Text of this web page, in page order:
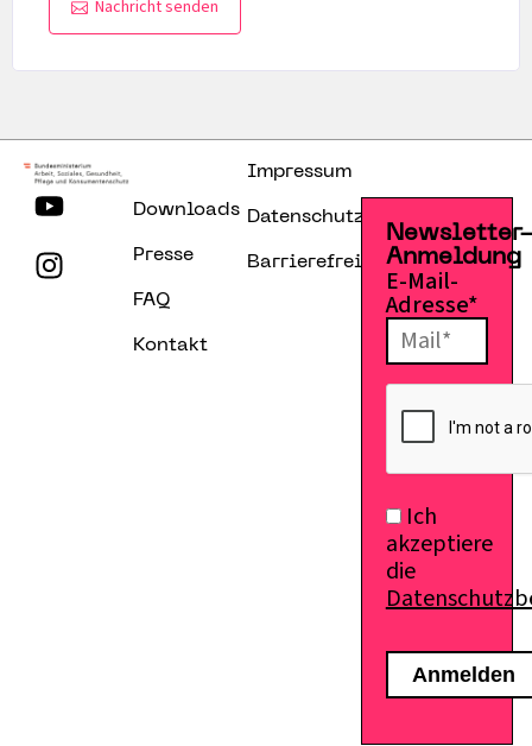
Nachricht senden
Downloads
Presse
FAQ
Kontakt
Impressum
Datenschutzerklärung
Barrierefreiheitserklärung
Anmeldung
E-Mail-
Adresse*
Ich
akzeptiere
die